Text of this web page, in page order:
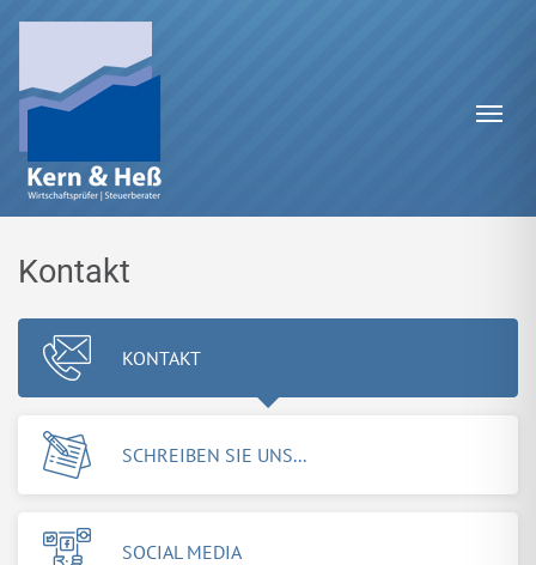
Kontakt
KONTAKT
SCHREIBEN SIE UNS...
SOCIAL MEDIA